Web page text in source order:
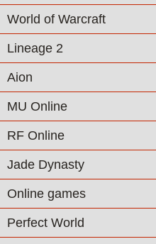
World of Warcraft
Lineage 2
Aion
MU Online
RF Online
Jade Dynasty
Online games
Perfect World